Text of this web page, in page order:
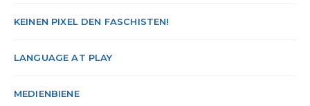
KEINEN PIXEL DEN FASCHISTEN!
LANGUAGE AT PLAY
MEDIENBIENE